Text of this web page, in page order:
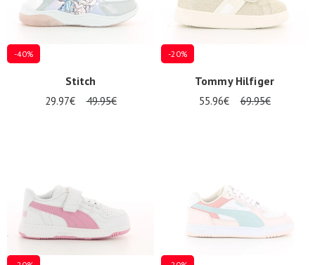
cadeau
SE
-40%
Stitch
29.97€ 49.95€
-20%
Tommy Hilfiger
55.96€ 69.95€